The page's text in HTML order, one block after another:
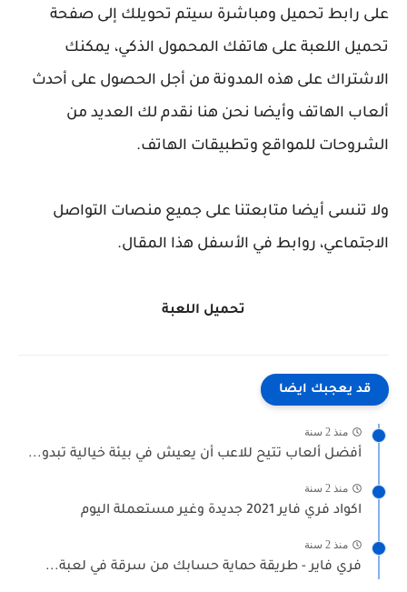
على رابط تحميل ومباشرة سيتم تحويلك إلى صفحة
تحميل اللعبة على هاتفك المحمول الذكي، يمكنك
الاشتراك على هذه المدونة من أجل الحصول على أحدث
ألعاب الهاتف وأيضا نحن هنا نقدم لك العديد من
الشروحات للمواقع وتطبيقات الهاتف.
ولا تنسى أيضا متابعتنا على جميع منصات التواصل
الاجتماعي، روابط في الأسفل هذا المقال.
تحميل اللعبة
قد يعجبك ايضا
منذ 2 سنة
أفضل ألعاب تتيح للاعب أن يعيش في بيئة خيالية تبدو...
منذ 2 سنة
اكواد فري فاير 2021 جديدة وغير مستعملة اليوم
منذ 2 سنة
فري فاير - طريقة حماية حسابك من سرقة في لعبة...